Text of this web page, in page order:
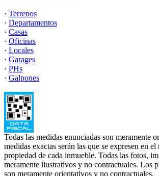
· Terrenos
· Departamentos
· Casas
· Oficinas
· Locales
· Garages
· PHs
· Galpones
Todas las medidas enunciadas son meramente
medidas exactas serán las que se expresen en
propiedad de cada inmueble. Todas las fotos,
meramente ilustrativos y no contractuales. Los
son meramente orientativos y no contractuales.